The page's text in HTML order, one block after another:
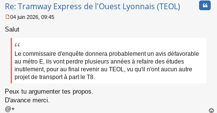
l
u
Re: Tramway Express de l'Ouest Lyonnais (TEOL)
e
s
l
u
04 juin 2026, 09:45
Salut
Le commissaire d'enquête donnera probablement un avis défavorable
au métro E, ils vont perdre plusieurs années à refaire des études
inutilement, pour au final revenir au TEOL, vu qu'il n'ont aucun autre
projet de transport à part le T8.
Peux tu argumenter tes propos.
D'avance merci.
@+